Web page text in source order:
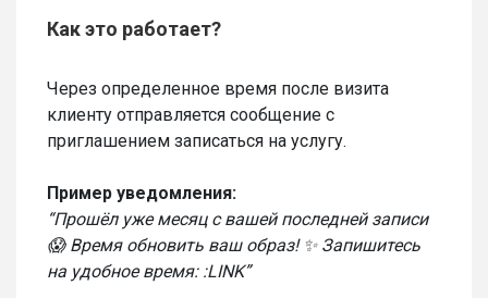
Как это работает?
Через определенное время после визита
клиенту отправляется сообщение с
приглашением записаться на услугу.
Пример уведомления:
“Прошёл уже месяц с вашей последней записи
😱 Время обновить ваш образ! ✨ Запишитесь
на удобное время: :LINK”